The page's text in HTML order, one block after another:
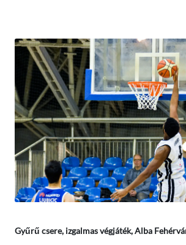
Gyűrű csere, izgalmas végjáték, Alba